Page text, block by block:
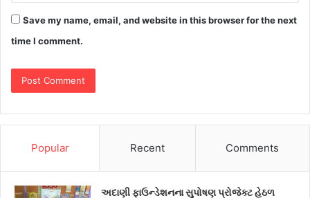
Save my name, email, and website in this browser for the next
time I comment.
Popular Recent Comments
અદાણી ફાઉન્ડેશનના સુપોષણ પ્રોજેક્ટ હેઠળ